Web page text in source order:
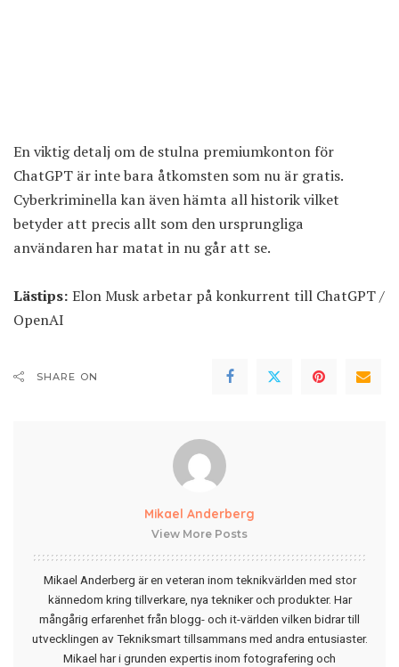
En viktig detalj om de stulna premiumkonton för
ChatGPT är inte bara åtkomsten som nu är gratis.
Cyberkriminella kan även hämta all historik vilket
betyder att precis allt som den ursprungliga
användaren har matat in nu går att se.
Lästips: Elon Musk arbetar på konkurrent till ChatGPT /
OpenAI
SHARE ON
Mikael Anderberg
View More Posts
Mikael Anderberg är en veteran inom teknikvärlden med stor
kännedom kring tillverkare, nya tekniker och produkter. Har
mångårig erfarenhet från blogg- och it-världen vilken bidrar till
utvecklingen av Tekniksmart tillsammans med andra entusiaster.
Mikael har i grunden expertis inom fotografering och